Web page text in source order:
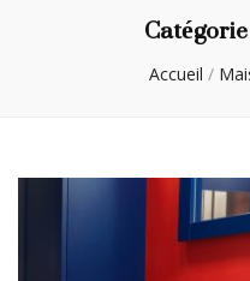
Accueil /